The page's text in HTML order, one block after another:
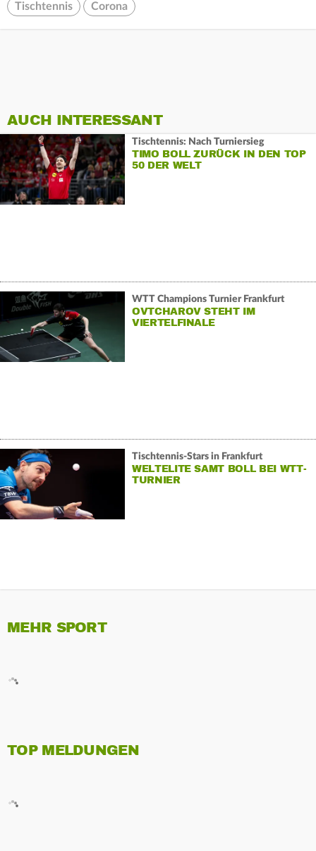
Tischtennis Corona
AUCH INTERESSANT
Tischtennis: Nach Turniersieg
TIMO BOLL ZURÜCK IN DEN TOP
50 DER WELT
WTT Champions Turnier Frankfurt
OVTCHAROV STEHT IM
VIERTELFINALE
Tischtennis-Stars in Frankfurt
WELTELITE SAMT BOLL BEI WTT-
TURNIER
MEHR SPORT
TOP MELDUNGEN